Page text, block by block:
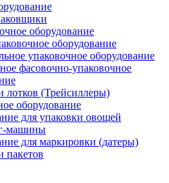
оборудование
оборудование
упаковочное оборудование
фасовочно-упаковочное
лотков (Трейсиллеры)
оборудование
для упаковки овощей
машины
для маркировки (датеры)
пакетов